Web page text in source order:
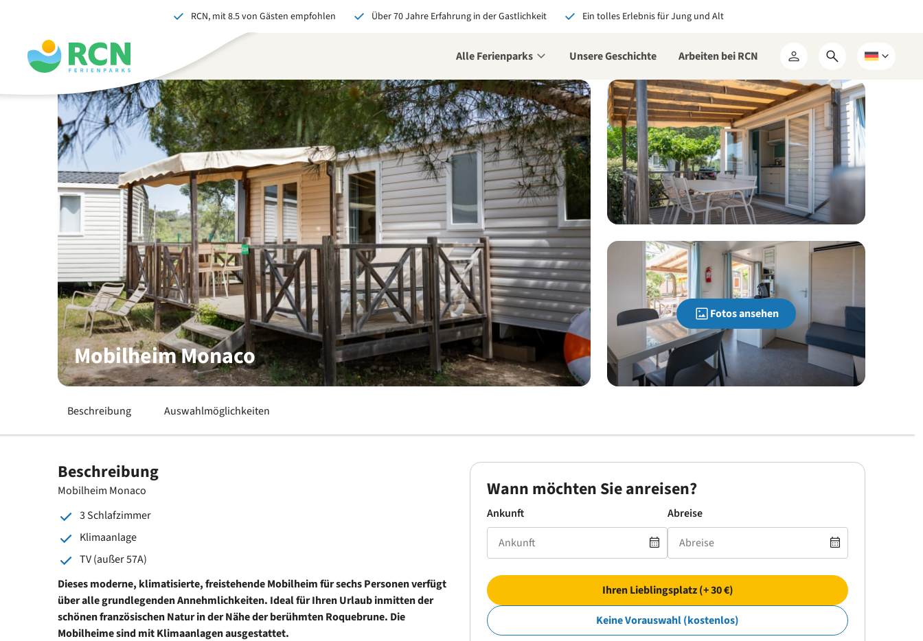
springen
springen
springen
springen
RCN, mit 8.5 von Gästen empfohlen Über 70 Jahre Erfahrung in der Gastlichkeit Ein tolles Erlebnis für Jung und Alt
Alle Ferienparks Unsere Geschichte Arbeiten bei RCN
Mein
RCN
Suchformular
öffnen
Wählen
eine
Mobilheim Monaco
Fotos ansehen
Beschreibung Auswahlmöglichkeiten
Beschreibung
Mobilheim Monaco
3 Schlafzimmer
Klimaanlage
TV (außer 57A)
Dieses moderne, klimatisierte, freistehende Mobilheim für sechs Personen verfügt
über alle grundlegenden Annehmlichkeiten. Ideal für Ihren Urlaub inmitten der
schönen französischen Natur in der Nähe der berühmten Roquebrune. Die
Mobilheime sind mit Klimaanlagen ausgestattet.
Wann möchten Sie anreisen?
Ankunft Abreise
Ihren Lieblingsplatz (+ 30 €)
Keine Vorauswahl (kostenlos)